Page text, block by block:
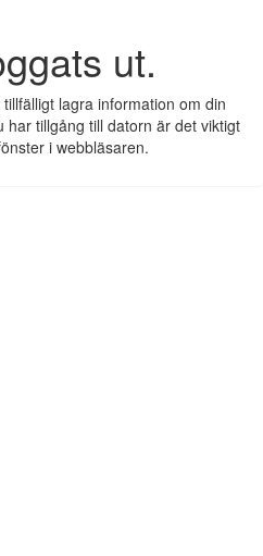
ut.
lagra information om din
tillgång till datorn är det viktigt
i webbläsaren.